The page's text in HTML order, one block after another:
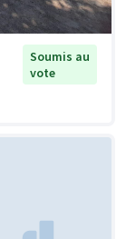
Soumis au
vote